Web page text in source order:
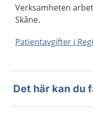
Verksamheten
Skåne.
Patientavgifter i
Det här kan du